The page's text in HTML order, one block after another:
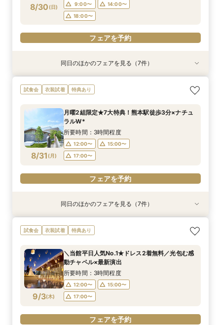
フェアを予約
フェアを予約
フェアを予約
フェアを予約
フェアを予約
フェアを予約
フェアを予約
8/30 (日) 9:00〜
14:00〜
18:00〜
フェアを予約
8/30(日)
【60分で完結】即決営業ナシで安心！気軽によ
りみちツアー
9:00〜
フェアを予約
特典あり
8/30(日)
【最短90分★】何も決まってなくてOK♪最新演
出体験×お気軽相談会
9:00〜
18:00〜
フェアを予約
8/30(日)
【タイパ重視！60分で完結◎】オンラインで会
場案内＆相談会
9:00〜
14:00〜
15:00〜
18:00〜
衣装試着 特典あり
8/30(日)
【2件目以降限定◆スペシャル特典】空き状況僅
か！日程先取り×安心見積り比較相談♪
9:00〜
18:00〜
フェアを予約
衣装試着 特典あり
8/30(日)
★Open記念★27年1,2月式限定♪ドレス1差額フ
リー&挙式料全額プレゼント&料理ランクアップ
所要時間：3時間程度
18:00〜
フェアを予約
衣装試着 特典あり
8/30(日)
【6名～30名の少人数婚】挙式＆会食Newプラ
ン誕生！無料試食付
9:00〜
18:00〜
フェアを予約
衣装試着 特典あり
8/30(日)
【マタニティー限定】安心サポート＆お祝い特典
付フェア
9:00〜
18:00〜
フェアを予約
同日のほかのフェアを見る（7件）
試食会 衣装試着 特典あり
8/31 (月)
月曜2組限定★7大特典！熊本駅徒歩3分×ナチュ
ラルW*
所要時間：3時間程度
12:00〜
15:00〜
17:00〜
フェアを予約
8/31(月)
【60分で完結】即決営業ナシで安心！気軽によ
りみちツアー
12:00〜
15:00〜
17:00〜
フェアを予約
8/31(月)
【タイパ重視！60分で完結◎】オンラインで会
場案内＆相談会
12:00〜
13:00〜
15:00〜
16:00〜
フェアを予約
衣装試着 特典あり
8/31(月)
★1周年記念★27年1,2月式限定♪料理ランクup×
ドレス1着差額フリー！
12:00〜
15:00〜
17:00〜
フェアを予約
特典あり
8/31(月)
【6名～30名の少人数婚】挙式＆会食Newプラ
ン誕生！無料試食付
12:00〜
15:00〜
17:00〜
フェアを予約
衣装試着 特典あり
8/31(月)
【マタニティー限定】安心サポート＆お祝い特典
付フェア
12:00〜
15:00〜
17:00〜
フェアを予約
特典あり
8/31(月)
【最短90分★】何も決まってなくてOK♪最新演
出体験×お気軽相談
12:00〜
15:00〜
17:00〜
フェアを予約
衣装試着 特典あり
8/31(月)
【2件目以降限定◆スペシャル特典】空き状況僅
か！日程先取り×安心見積り比較相談♪
12:00〜
15:00〜
17:00〜
フェアを予約
同日のほかのフェアを見る（7件）
試食会 衣装試着 特典あり
9/3(木)
＼当館平日人気No.1★ドレス2着無料／光包む感
動チャペル×最新演出
所要時間：3時間程度
12:00〜
15:00〜
17:00〜
フェアを予約